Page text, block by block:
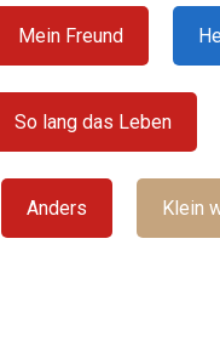
Mein Freund
So lang das Leben
Anders Klein